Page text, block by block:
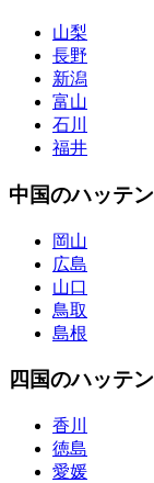
山梨
長野
新潟
富山
石川
福井
中国のハッテ
岡山
広島
山口
鳥取
島根
四国のハッテ
香川
徳島
愛媛